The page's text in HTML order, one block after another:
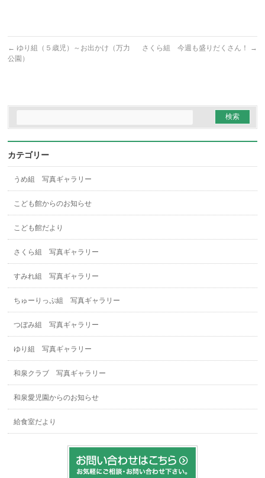
← ゆり組（５歳児）～お出かけ（万力
公園）
さくら組 今週も盛りだくさん！ →
カテゴリー
うめ組 写真ギャラリー
こども館からのお知らせ
こども館だより
さくら組 写真ギャラリー
すみれ組 写真ギャラリー
ちゅーりっぷ組 写真ギャラリー
つぼみ組 写真ギャラリー
ゆり組 写真ギャラリー
和泉クラブ 写真ギャラリー
和泉愛児園からのお知らせ
給食室だより